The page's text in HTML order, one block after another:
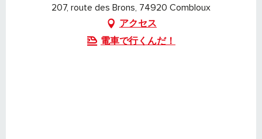
207, route des Brons, 74920 Combloux
アクセス
電車で行くんだ！